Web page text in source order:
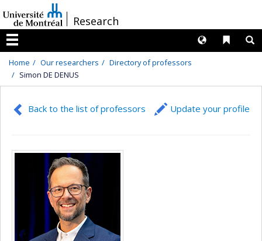
au
contenu
/Research
Menu
Liens
Langues
Home Our researchers
Directory of professors
Simon DE DENUS
Back to the list of professors Update your profile